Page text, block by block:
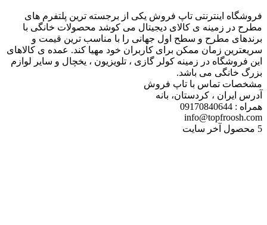
فروشگاه اینترنتی تاپ فروش یکی از برجسته ترین پلتفرم های
مطرح در زمینه ی کالای دیجیتال می کوشد محصولات خانگی با
برندهای مطرح و سطح اول جهانی را با مناسب ترین قیمت و
سریعترین زمان ممکن برای کاربران خود مهیا کند. عمده ی کالاهای
این فروشگاه در زمینه کولر گازی ، تلویزیون ، یخچال و سایر لوازم
بزرگ خانگی می باشد.
مشخصات تماس با تاپ فروش
آدرس ایران ، کردستان، بانه
همراه : 09170840644
info@topfroosh.com
5 محصول آخر سایت